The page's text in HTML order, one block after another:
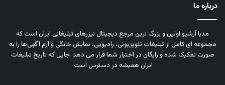
درباره ما
مدیا آرشیو اولین و بزرگ‌ ترین مرجع دیجیتال تیزرهای تبلیغاتی ایران است که
مجموعه‌ ای کامل از تبلیغات تلویزیونی، رادیویی، نمایش خانگی و آرم‌ آگهی‌ها را به‌
صورت تفکیک‌ شده و رایگان در اختیار شما قرار می‌ دهد؛ جایی که تاریخ تبلیغات
ایران همیشه در دسترس است.